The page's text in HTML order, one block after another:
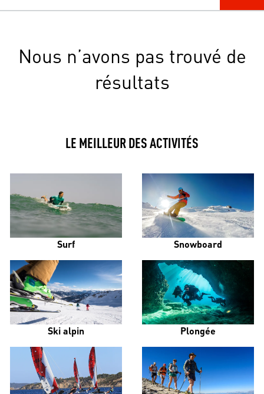
Nous n’avons pas trouvé de
résultats
LE MEILLEUR DES ACTIVITÉS
Surf Snowboard
Ski alpin Plongée